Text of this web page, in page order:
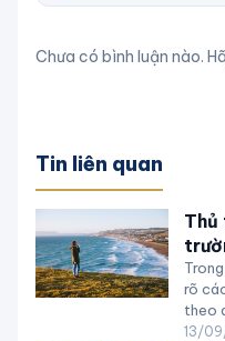
Chưa có bình luận nào.
Tin liên quan
Thủ
rõ
theo
13/